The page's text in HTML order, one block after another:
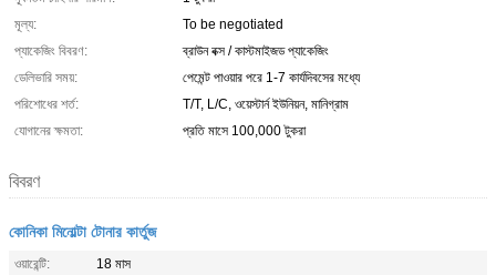
মূল্য:
To be negotiated
প্যাকেজিং বিবরণ:
ব্রাউন বক্স / কাস্টমাইজড প্যাকেজিং
ডেলিভারি সময়:
পেমেন্ট পাওয়ার পরে 1-7 কার্যদিবসের মধ্যে
পরিশোধের শর্ত:
T/T, L/C, ওয়েস্টার্ন ইউনিয়ন, মানিগ্রাম
যোগানের ক্ষমতা:
প্রতি মাসে 100,000 টুকরা
বিবরণ
কোনিকা মিনোল্টা টোনার কার্তুজ
ওয়ারেন্টি:
18 মাস